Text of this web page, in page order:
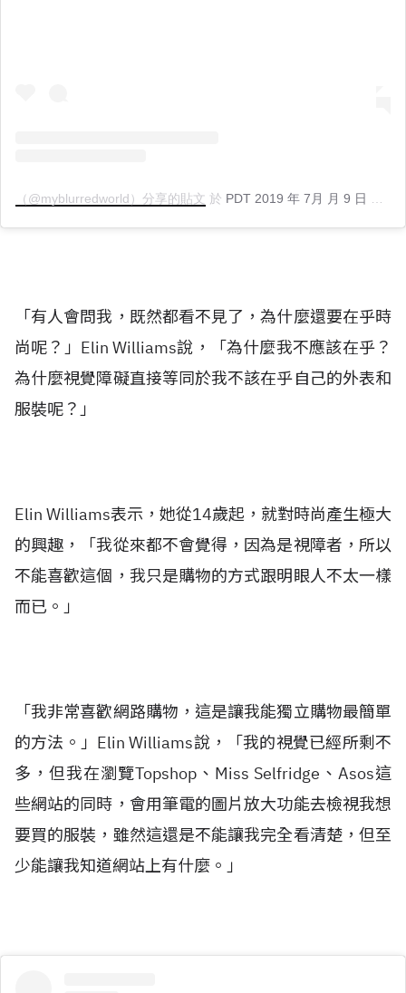
（@myblurredworld）分享的貼文 於 PDT 2019 年 7月 月 9 日 上午 12:06
「有人會問我，既然都看不見了，為什麼還要在乎時
尚呢？」Elin Williams說，「為什麼我不應該在乎？
為什麼視覺障礙直接等同於我不該在乎自己的外表和
服裝呢？」
Elin Williams表示，她從14歲起，就對時尚產生極大
的興趣，「我從來都不會覺得，因為是視障者，所以
不能喜歡這個，我只是購物的方式跟明眼人不太一樣
而已。」
「我非常喜歡網路購物，這是讓我能獨立購物最簡單
的方法。」Elin Williams說，「我的視覺已經所剩不
多，但我在瀏覽Topshop、Miss Selfridge、Asos這
些網站的同時，會用筆電的圖片放大功能去檢視我想
要買的服裝，雖然這還是不能讓我完全看清楚，但至
少能讓我知道網站上有什麼。」